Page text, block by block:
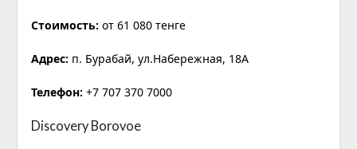
Стоимость: от 61 080 тенге
Адрес: п. Бурабай, ул.Набережная, 18А
Телефон: +7 707 370 7000
Discovery Borovoe